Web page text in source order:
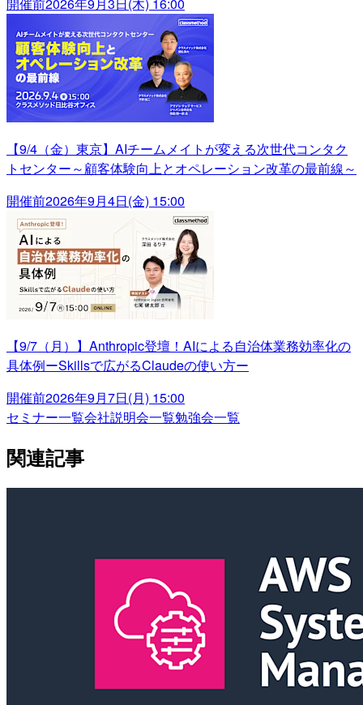
開催前2026年9月3日(木) 16:00
【9/4（金）東京】AIチームメイトが変える次世代コンタク
トセンター～顧客体験向上とオペレーション改革の最前線～
開催前2026年9月4日(金) 15:00
【9/7（月）】Anthropic登壇！AIによる自治体業務効率化の
具体例ーSkillsで広がるClaudeの使い方ー
開催前2026年9月7日(月) 15:00
セミナー一覧会社説明会一覧勉強会一覧
関連記事